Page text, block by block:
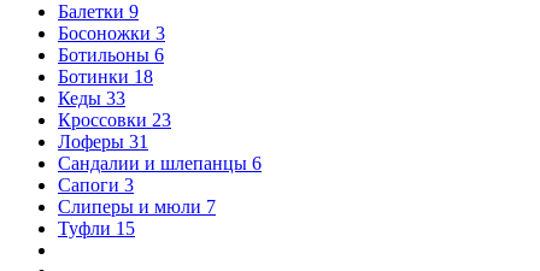
Балетки 9
Босоножки 3
Ботильоны 6
Ботинки 18
Кеды 33
Кроссовки 23
Лоферы 31
Сандалии и шлепанцы 6
Сапоги 3
Слиперы и мюли 7
Туфли 15